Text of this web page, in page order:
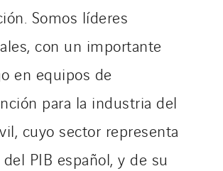
Somos líderes
con un importante
en equipos de
para la industria del
cuyo sector representa
PIB español, y de su